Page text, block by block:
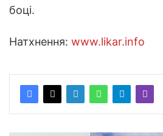
боці.
Натхнення: www.likar.info